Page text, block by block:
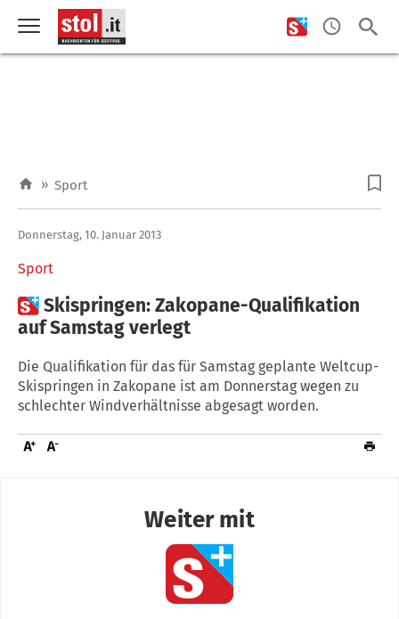
» Sport
Sport
Donnerstag, 10. Januar 2013
Skispringen: Zakopane-Qualifikation
auf Samstag verlegt
Die Qualifikation für das für Samstag geplante Weltcup-
Skispringen in Zakopane ist am Donnerstag wegen zu
schlechter Windverhältnisse abgesagt worden.